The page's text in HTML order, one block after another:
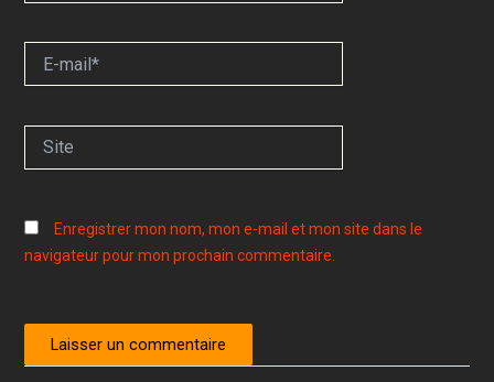
mail*
Enregistrer mon nom, mon e-mail et mon site dans le
navigateur pour mon prochain commentaire.